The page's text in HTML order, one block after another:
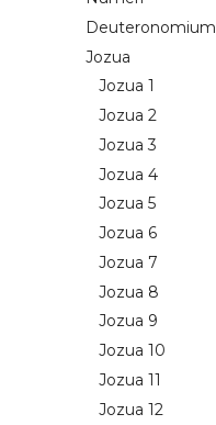
Deuteronomium
Jozua
Jozua 1
Jozua 2
Jozua 3
Jozua 4
Jozua 5
Jozua 6
Jozua 7
Jozua 8
Jozua 9
Jozua 10
Jozua 11
Jozua 12